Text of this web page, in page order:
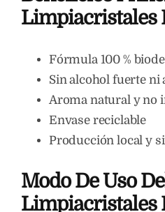
Limpiacristales
Fórmula 100 %
Sin alcohol fuerte ni
Aroma natural y no
Envase reciclable
Producción local y
Modo De Uso
Limpiacristales